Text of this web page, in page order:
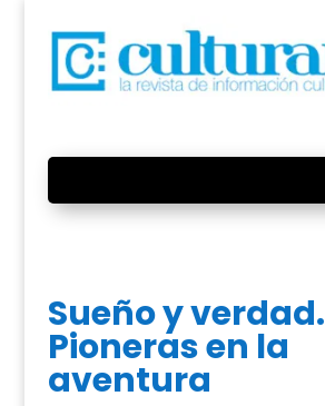
Sueño y verdad.
Pioneras en la
aventura